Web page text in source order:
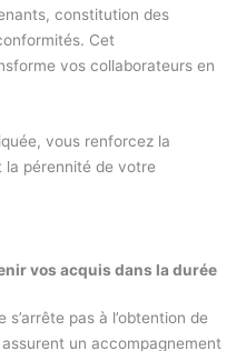
constitution des
Cet
vos collaborateurs en
vous renforcez la
la pérennité de votre
vos acquis dans la durée
s’arrête pas à l’obtention de
un accompagnement